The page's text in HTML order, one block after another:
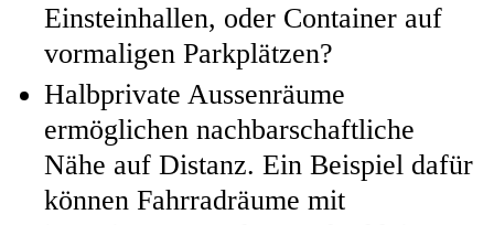
Einsteinhallen, oder Container auf
vormaligen Parkplätzen?
Halbprivate Aussenräume
ermöglichen nachbarschaftliche
Nähe auf Distanz. Ein Beispiel dafür
können Fahrradräume mit